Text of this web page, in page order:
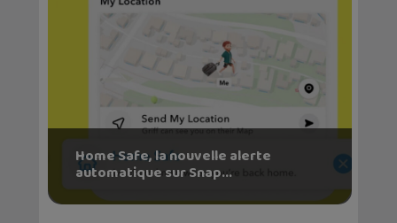
Home Safe, la nouvelle alerte
automatique sur Snap...